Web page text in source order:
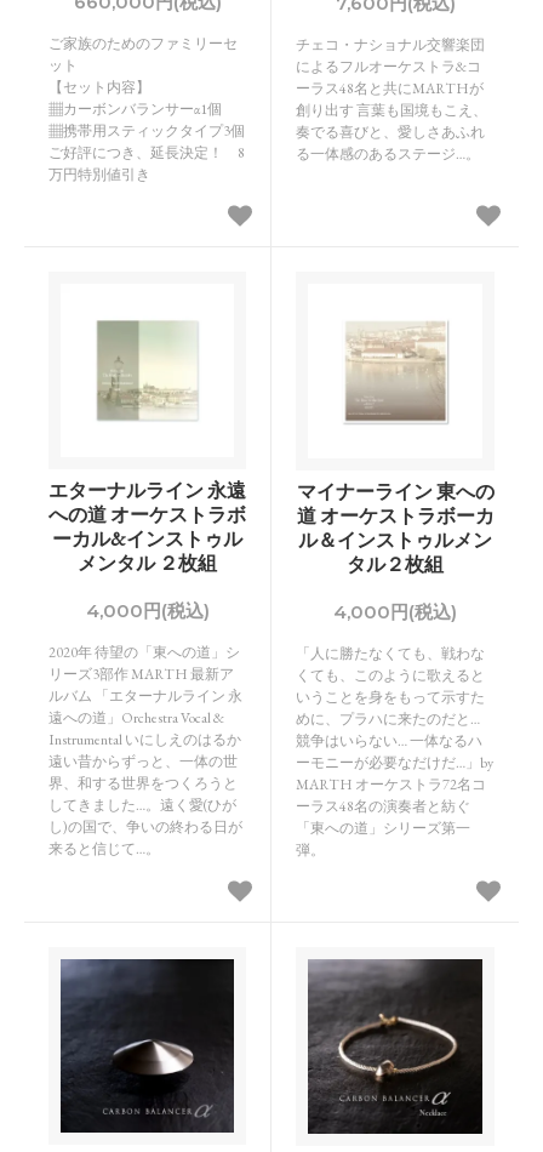
ご家族のためのファミリーセ
ット
【セット内容】
▦カーボンバランサーα1個
▦携帯用スティックタイプ3個
ご好評につき、延長決定！ 8
万円特別値引き
チェコ・ナショナル交響楽団
によるフルオーケストラ&コ
ーラス48名と共にMARTHが
創り出す 言葉も国境もこえ、
奏でる喜びと、愛しさあふれ
る一体感のあるステージ…。
エターナルライン 永遠
への道 オーケストラボ
ーカル&インストゥル
メンタル ２枚組
4,000円(税込)
2020年 待望の「東への道」シ
リーズ3部作 MARTH 最新ア
ルバム 「エターナルライン 永
遠への道」Orchestra Vocal &
Instrumental いにしえのはるか
遠い昔からずっと、一体の世
界、和する世界をつくろうと
してきました…。遠く愛(ひが
し)の国で、争いの終わる日が
来ると信じて…。
マイナーライン 東への
道 オーケストラボーカ
ル＆インストゥルメン
タル２枚組
4,000円(税込)
「人に勝たなくても、戦わな
くても、このように歌えると
いうことを身をもって示すた
めに、プラハに来たのだと…
競争はいらない… 一体なるハ
ーモニーが必要なだけだ…」by
MARTH オーケストラ72名コ
ーラス48名の演奏者と紡ぐ
「東への道」シリーズ第一
弾。